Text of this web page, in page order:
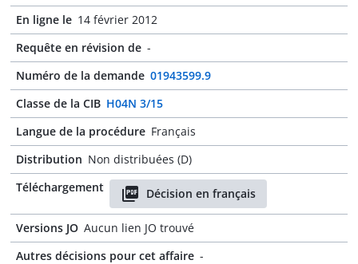
En ligne le 14 février 2012
Requête en révision de -
Numéro de la demande 01943599.9
Classe de la CIB H04N 3/15
Langue de la procédure Français
Distribution Non distribuées (D)
Téléchargement
Décision en français
Versions JO Aucun lien JO trouvé
Autres décisions pour cet affaire -